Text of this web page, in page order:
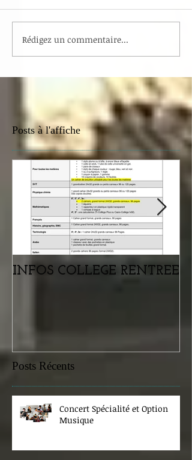
Rédigez un commentaire...
Posts à l'affiche
INFOS COLLEGE RENTREE
Posts Récents
Concert Spécialité et Option
Musique